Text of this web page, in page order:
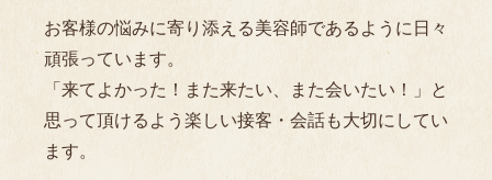
お客様の悩みに寄り添える美容師であるように日々
頑張っています。
「来てよかった！また来たい、また会いたい！」と
思って頂けるよう楽しい接客・会話も大切にしてい
ます。